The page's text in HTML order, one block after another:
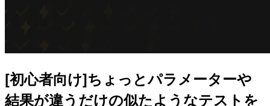
[初心者向け]ちょっとパラメーターや
結果が違うだけの似たようなテストを